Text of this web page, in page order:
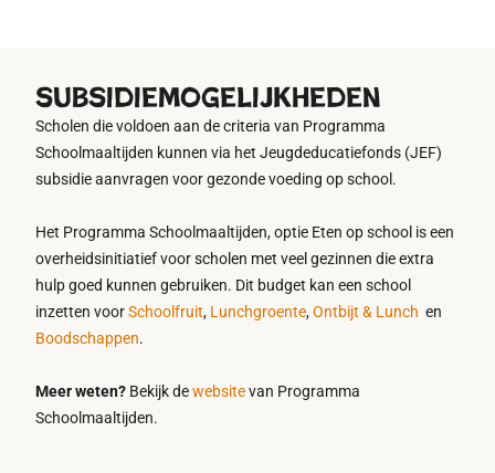
subsidiemogelijkheden
Scholen die voldoen aan de criteria van Programma
Schoolmaaltijden kunnen via het Jeugdeducatiefonds (JEF)
subsidie aanvragen voor gezonde voeding op school.
Het Programma Schoolmaaltijden, optie Eten op school is een
overheidsinitiatief voor scholen met veel gezinnen die extra
hulp goed kunnen gebruiken. Dit budget kan een school
inzetten voorSchoolfruit, Lunchgroente,Ontbijt & Lunch en
Boodschappen.
Meer weten? Bekijk dewebsitevan Programma
Schoolmaaltijden.